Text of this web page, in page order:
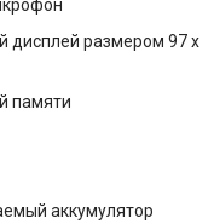
дисплей размером 97 х
памяти
аккумулятор